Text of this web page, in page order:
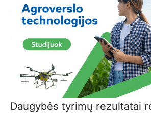
Daugybės tyrimų rezultatai